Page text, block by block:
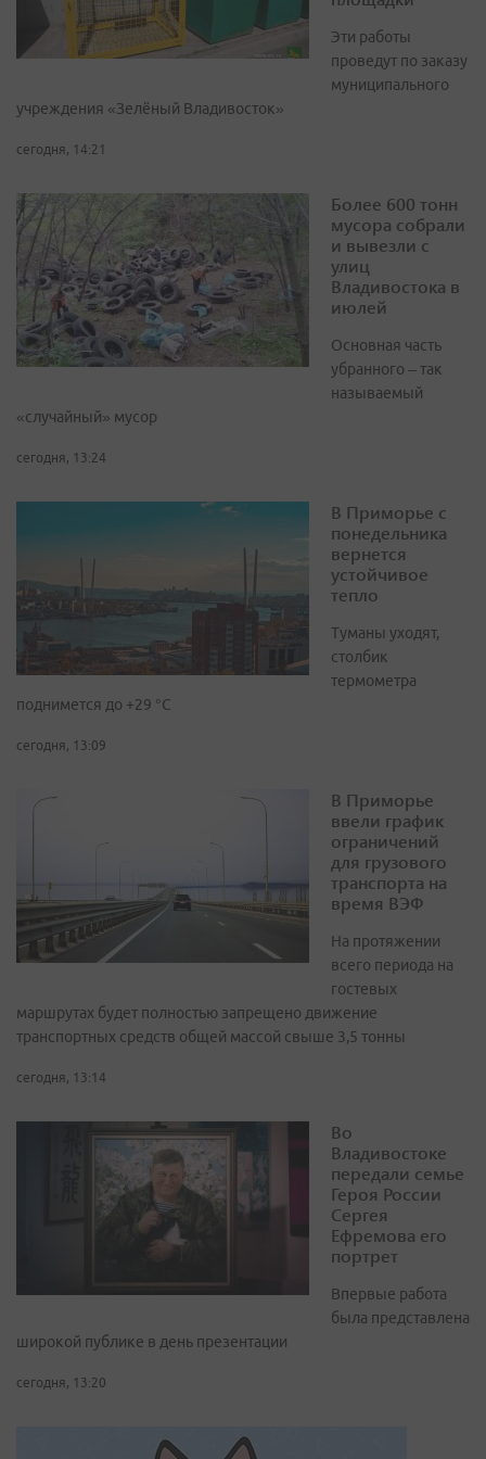
Эти работы
проведут по заказу
муниципального
учреждения «Зелёный Владивосток»
сегодня, 14:21
Более 600 тонн
мусора собрали
и вывезли с
улиц
Владивостока в
июлей
Основная часть
убранного – так
называемый
«случайный» мусор
сегодня, 13:24
В Приморье с
понедельника
вернется
устойчивое
тепло
Туманы уходят,
столбик
термометра
поднимется до +29 °С
сегодня, 13:09
В Приморье
ввели график
ограничений
для грузового
транспорта на
время ВЭФ
На протяжении
всего периода на
гостевых
маршрутах будет полностью запрещено движение
транспортных средств общей массой свыше 3,5 тонны
сегодня, 13:14
Во
Владивостоке
передали семье
Героя России
Сергея
Ефремова его
портрет
Впервые работа
была представлена
широкой публике в день презентации
сегодня, 13:20